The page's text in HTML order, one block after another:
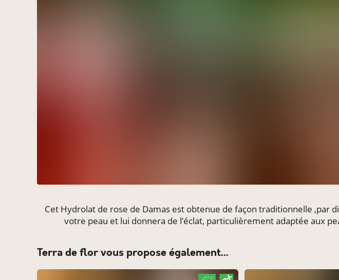
Cet Hydrolat de rose de Damas est obtenue de façon traditionnelle ,par
votre peau et lui donnera de l’éclat, particulièrement adaptée aux
Terra de flor vous propose également...